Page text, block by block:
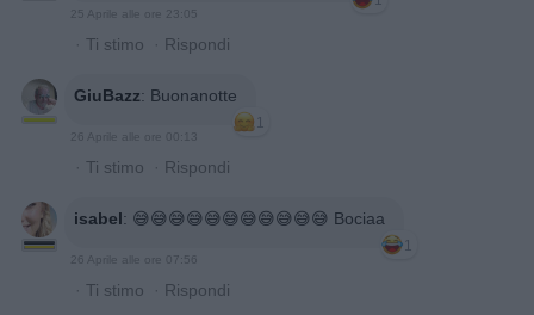
25 Aprile alle ore 23:05
· Ti stimo · Rispondi
GiuBazz: Buonanotte
1
26 Aprile alle ore 00:13
· Ti stimo · Rispondi
isabel: 😅😅😅😅😅😅😅😅😅😅😅 Bociaa
1
26 Aprile alle ore 07:56
· Ti stimo · Rispondi